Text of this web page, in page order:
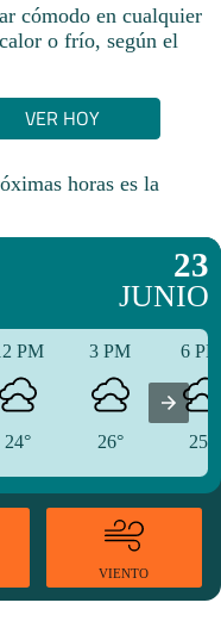
cómodo en cualquier
o frío, según el
VER HOY
horas es la
23
JUNIO
PM
24°
3 PM
26°
6
25°
VIENTO